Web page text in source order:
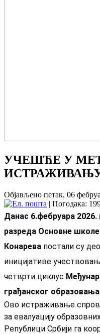
УЧЕШЋЕ У
ИСТРАЖИВАЊУ
Објављено петак, 06
| Погодака:
Данас 6.фебруара
разреда Основне
Конарева постали су
иницијативе
четврти циклус
грађанског
Ово истраживање
за евалуацију
Републици Србији га